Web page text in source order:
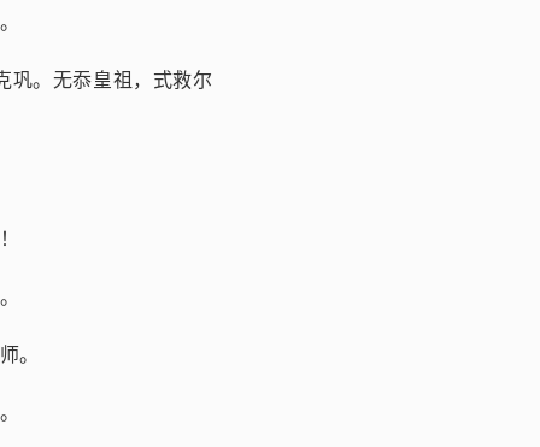
。
巩。无忝皇祖，式救尔
。